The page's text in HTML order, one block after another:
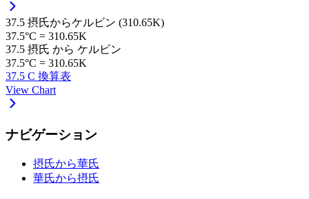
37.5 摂氏からケルビン (310.65K)
37.5°C = 310.65K
37.5 摂氏 から ケルビン
37.5°C = 310.65K
37.5 C 換算表
View Chart
ナビゲーション
摂氏から華氏
華氏から摂氏